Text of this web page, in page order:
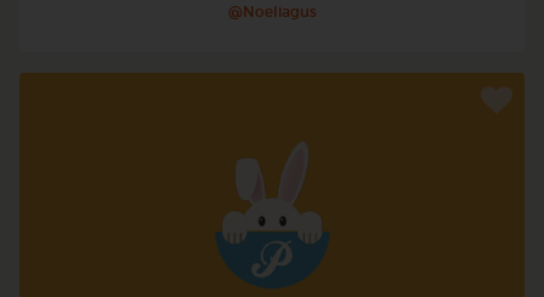
@Noeliagus